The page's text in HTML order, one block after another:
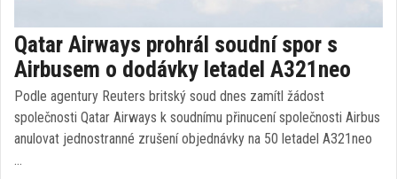
Qatar Airways prohrál soudní spor s
Airbusem o dodávky letadel A321neo
Podle agentury Reuters britský soud dnes zamítl žádost
společnosti Qatar Airways k soudnímu přinucení společnosti Airbus
anulovat jednostranné zrušení objednávky na 50 letadel A321neo
…